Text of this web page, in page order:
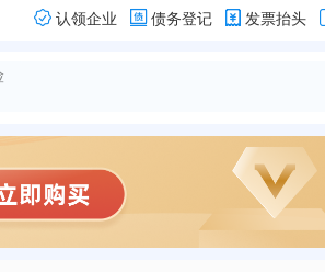
认领企业 债务登记 发票抬头